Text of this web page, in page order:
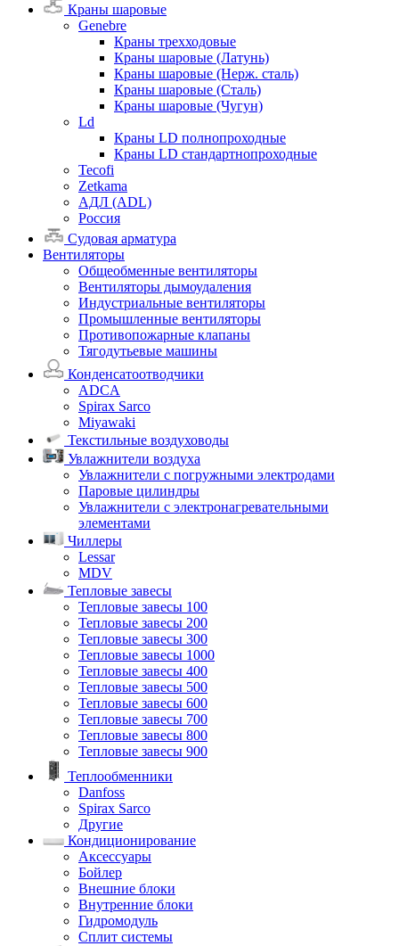
Краны шаровые
Genebre
Краны трехходовые
Краны шаровые (Латунь)
Краны шаровые (Нерж. сталь)
Краны шаровые (Сталь)
Краны шаровые (Чугун)
Ld
Краны LD полнопроходные
Краны LD стандартнопроходные
Tecofi
Zetkama
АДЛ (ADL)
Россия
Судовая арматура
Вентиляторы
Общеобменные вентиляторы
Вентиляторы дымоудаления
Индустриальные вентиляторы
Промышленные вентиляторы
Противопожарные клапаны
Тягодутьевые машины
Конденсатоотводчики
ADCA
Spirax Sarco
Miyawaki
Текстильные воздуховоды
Увлажнители воздуха
Увлажнители с погружными электродами
Паровые цилиндры
Увлажнители с электронагревательными
элементами
Чиллеры
Lessar
MDV
Тепловые завесы
Тепловые завесы 100
Тепловые завесы 200
Тепловые завесы 300
Тепловые завесы 1000
Тепловые завесы 400
Тепловые завесы 500
Тепловые завесы 600
Тепловые завесы 700
Тепловые завесы 800
Тепловые завесы 900
Теплообменники
Danfoss
Spirax Sarco
Другие
Кондиционирование
Аксессуары
Бойлер
Внешние блоки
Внутренние блоки
Гидромодуль
Сплит системы